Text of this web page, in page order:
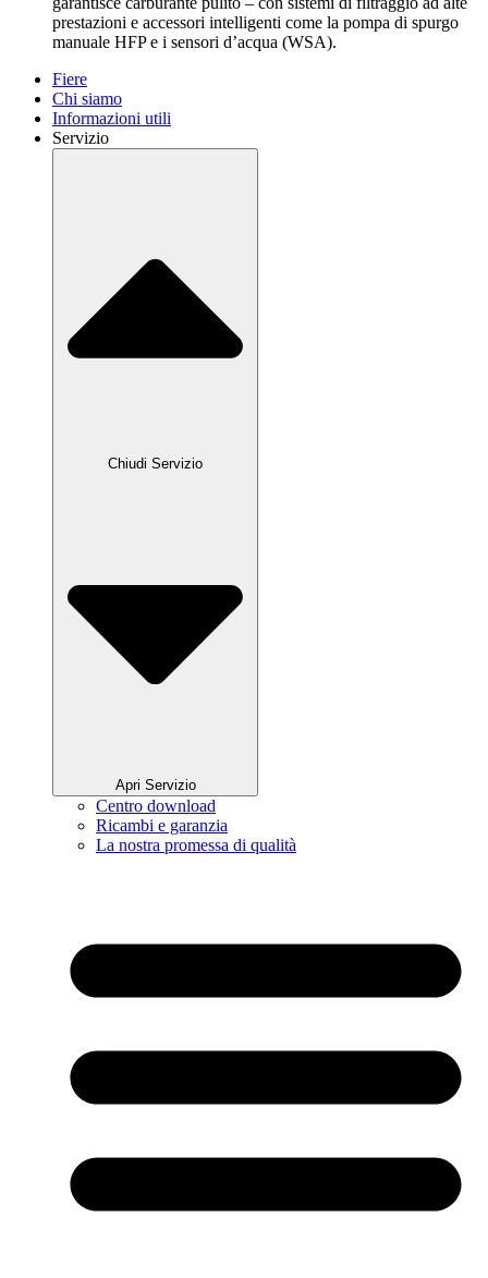
prestazioni e accessori intelligenti come la pompa di spurgo
manuale HFP e i sensori d’acqua (WSA).
Fiere
Chi siamo
Informazioni utili
Servizio
Chiudi Servizio
Apri Servizio
Centro download
Ricambi e garanzia
La nostra promessa di qualità